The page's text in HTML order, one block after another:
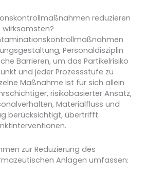
reduzieren
wirksamsten?
Personaldisziplin
Barrieren, um das Partikelrisiko
und jeder Prozessstufe zu
Maßnahme ist für sich allein
risikobasierter Ansatz,
Materialfluss und
berücksichtigt, übertrifft
zur Reduzierung des
Anlagen umfassen: